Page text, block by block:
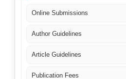
Online Submissions
Author Guidelines
Article Guidelines
Publication Fees